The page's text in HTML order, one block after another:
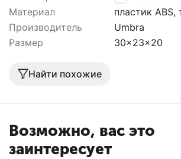
Материал
пластик ABS,
Производитель
Umbra
Размер
30x23x20
Найти похожие
Возможно, вас это
заинтересует